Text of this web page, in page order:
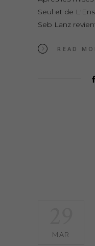
Seul et de
Seb Lanz
READ
MAR